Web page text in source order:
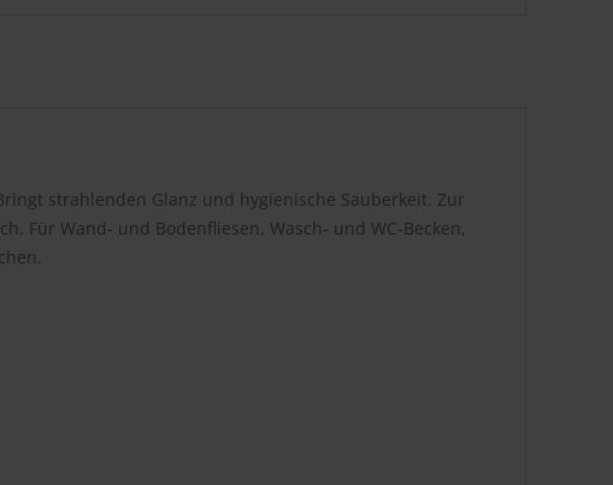
strahlenden Glanz und hygienische Sauberkeit. Zur
Für Wand- und Bodenfliesen, Wasch- und WC-Becken,